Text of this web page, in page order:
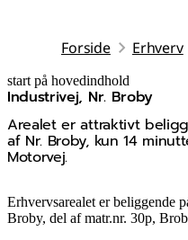
Forside Erhverv
start på hovedindhold
Industrivej, Nr. Broby
Arealet er attraktivt
af Nr. Broby, kun 14
Motorvej.
senest opdateret 2. juni 2026
Erhvervsarealet er beliggende
Broby, del af matr.nr. 30p,